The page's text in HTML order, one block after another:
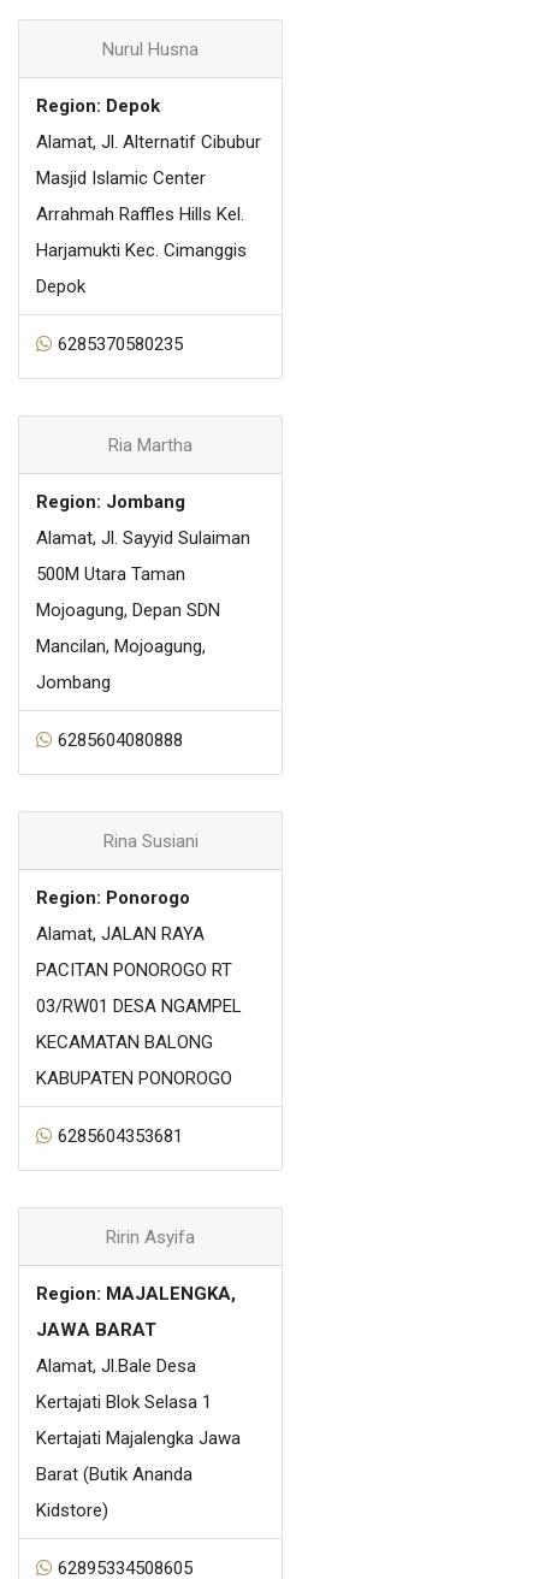
Nurul Husna
Region: Depok
Alamat, Jl. Alternatif Cibubur
Masjid Islamic Center
Arrahmah Raffles Hills Kel.
Harjamukti Kec. Cimanggis
Depok
6285370580235
Ria Martha
Region: Jombang
Alamat, Jl. Sayyid Sulaiman
500M Utara Taman
Mojoagung, Depan SDN
Mancilan, Mojoagung,
Jombang
6285604080888
Rina Susiani
Region: Ponorogo
Alamat, JALAN RAYA
PACITAN PONOROGO RT
03/RW01 DESA NGAMPEL
KECAMATAN BALONG
KABUPATEN PONOROGO
6285604353681
Ririn Asyifa
Region: MAJALENGKA,
JAWA BARAT
Alamat, Jl.Bale Desa
Kertajati Blok Selasa 1
Kertajati Majalengka Jawa
Barat (Butik Ananda
Kidstore)
62895334508605